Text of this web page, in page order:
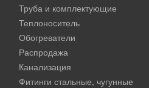
Труба и комплектующие
Теплоноситель
Обогреватели
Распродажа
Канализация
Фитинги стальные, чугунные